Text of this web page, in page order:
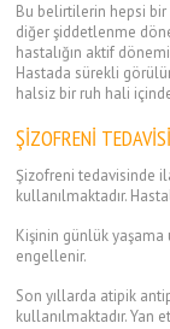
Bu belirtilerin hepsi
diğer şiddetlenme
hastalığın aktif
Hastada sürekli
halsiz bir ruh hali
ŞİZOFRENİ TEDAVİSİ
Şizofreni tedavisinde
kullanılmaktadır.
Kişinin günlük yaşama
engellenir.
Son yıllarda atipik
kullanılmaktadır. Yan